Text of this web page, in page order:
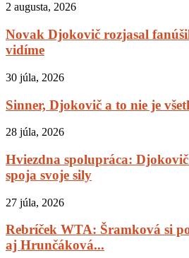
2 augusta, 2026
Novak Djokovič rozjasal
vidíme
30 júla, 2026
Sinner, Djokovič a to nie je
28 júla, 2026
Hviezdna spolupráca:
spoja svoje sily
27 júla, 2026
Rebríček WTA: Šramková si
aj Hrunčáková...